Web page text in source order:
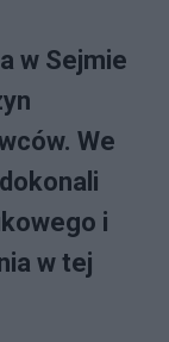
w Sejmie
We
i
w tej